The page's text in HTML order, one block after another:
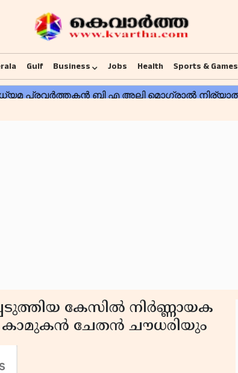
Gulf Business Jobs Health Sports & Games
കേസിൽ നിർണ്ണായക
ചേതൻ ചൗധരിയും